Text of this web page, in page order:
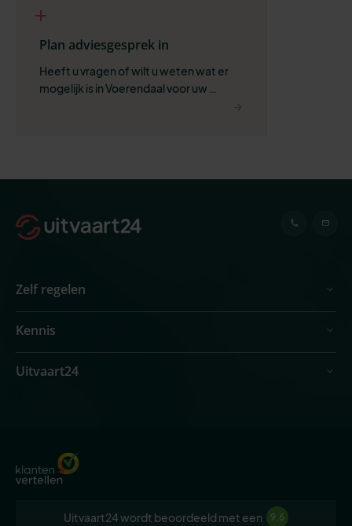
Plan adviesgesprek in
Heeft u vragen of wilt u weten wat er
mogelijk is in Voerendaal voor uw
Zelf regelen
Kennis
Uitvaart24
Uitvaart24 wordt beoordeeld met een 9,6